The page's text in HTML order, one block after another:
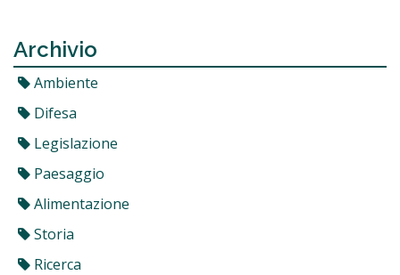
Archivio
Ambiente
Difesa
Legislazione
Paesaggio
Alimentazione
Storia
Ricerca